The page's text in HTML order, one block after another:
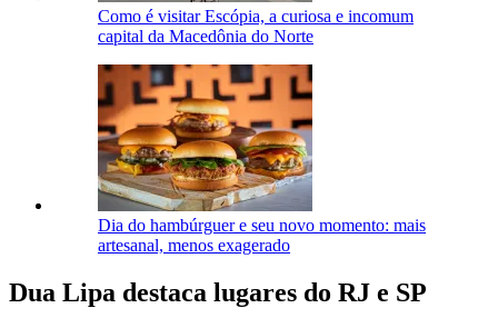
Como é visitar Escópia, a curiosa e incomum
capital da Macedônia do Norte
Dia do hambúrguer e seu novo momento: mais
artesanal, menos exagerado
Dua Lipa destaca lugares do RJ e SP